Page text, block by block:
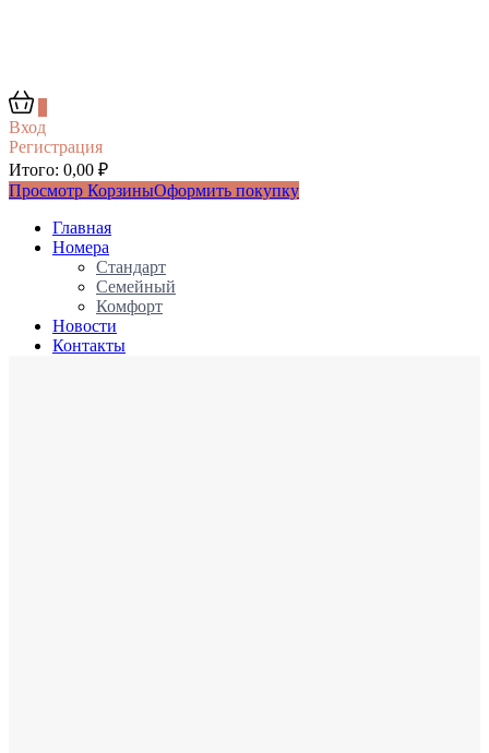
Вход
Регистрация
Итого: 0,00 ₽
Просмотр КорзиныОформить покупку
Главная
Номера
Стандарт
Семейный
Комфорт
Новости
Контакты